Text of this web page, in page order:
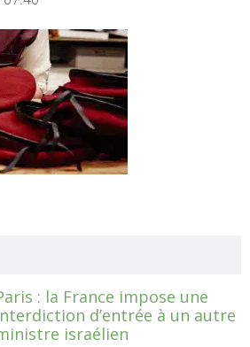
: la France impose une
d’entrée à un autre
israélien